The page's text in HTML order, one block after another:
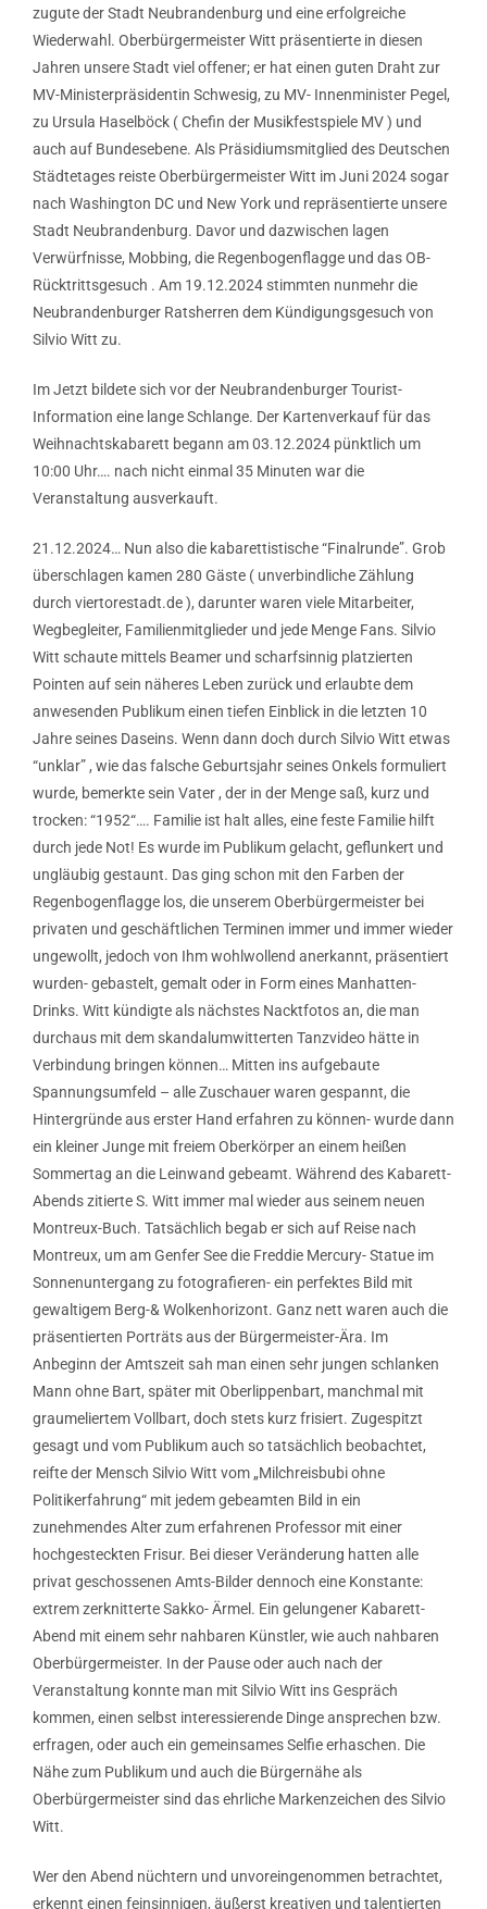
zugute der Stadt Neubrandenburg und eine erfolgreiche
Wiederwahl. Oberbürgermeister Witt präsentierte in diesen
Jahren unsere Stadt viel offener; er hat einen guten Draht zur
MV-Ministerpräsidentin Schwesig, zu MV- Innenminister Pegel,
zu Ursula Haselböck ( Chefin der Musikfestspiele MV ) und
auch auf Bundesebene. Als Präsidiumsmitglied des Deutschen
Städtetages reiste Oberbürgermeister Witt im Juni 2024 sogar
nach Washington DC und New York und repräsentierte unsere
Stadt Neubrandenburg. Davor und dazwischen lagen
Verwürfnisse, Mobbing, die Regenbogenflagge und das OB-
Rücktrittsgesuch . Am 19.12.2024 stimmten nunmehr die
Neubrandenburger Ratsherren dem Kündigungsgesuch von
Silvio Witt zu.
Im Jetzt bildete sich vor der Neubrandenburger Tourist-
Information eine lange Schlange. Der Kartenverkauf für das
Weihnachtskabarett begann am 03.12.2024 pünktlich um
10:00 Uhr…. nach nicht einmal 35 Minuten war die
Veranstaltung ausverkauft.
21.12.2024… Nun also die kabarettistische “Finalrunde”. Grob
überschlagen kamen 280 Gäste ( unverbindliche Zählung
durch viertorestadt.de ), darunter waren viele Mitarbeiter,
Wegbegleiter, Familienmitglieder und jede Menge Fans. Silvio
Witt schaute mittels Beamer und scharfsinnig platzierten
Pointen auf sein näheres Leben zurück und erlaubte dem
anwesenden Publikum einen tiefen Einblick in die letzten 10
Jahre seines Daseins. Wenn dann doch durch Silvio Witt etwas
“unklar” , wie das falsche Geburtsjahr seines Onkels formuliert
wurde, bemerkte sein Vater , der in der Menge saß, kurz und
trocken: “1952“…. Familie ist halt alles, eine feste Familie hilft
durch jede Not! Es wurde im Publikum gelacht, geflunkert und
ungläubig gestaunt. Das ging schon mit den Farben der
Regenbogenflagge los, die unserem Oberbürgermeister bei
privaten und geschäftlichen Terminen immer und immer wieder
ungewollt, jedoch von Ihm wohlwollend anerkannt, präsentiert
wurden- gebastelt, gemalt oder in Form eines Manhatten-
Drinks. Witt kündigte als nächstes Nacktfotos an, die man
durchaus mit dem skandalumwitterten Tanzvideo hätte in
Verbindung bringen können… Mitten ins aufgebaute
Spannungsumfeld – alle Zuschauer waren gespannt, die
Hintergründe aus erster Hand erfahren zu können- wurde dann
ein kleiner Junge mit freiem Oberkörper an einem heißen
Sommertag an die Leinwand gebeamt. Während des Kabarett-
Abends zitierte S. Witt immer mal wieder aus seinem neuen
Montreux-Buch. Tatsächlich begab er sich auf Reise nach
Montreux, um am Genfer See die Freddie Mercury- Statue im
Sonnenuntergang zu fotografieren- ein perfektes Bild mit
gewaltigem Berg-& Wolkenhorizont. Ganz nett waren auch die
präsentierten Porträts aus der Bürgermeister-Ära. Im
Anbeginn der Amtszeit sah man einen sehr jungen schlanken
Mann ohne Bart, später mit Oberlippenbart, manchmal mit
graumeliertem Vollbart, doch stets kurz frisiert. Zugespitzt
gesagt und vom Publikum auch so tatsächlich beobachtet,
reifte der Mensch Silvio Witt vom „Milchreisbubi ohne
Politikerfahrung“ mit jedem gebeamten Bild in ein
zunehmendes Alter zum erfahrenen Professor mit einer
hochgesteckten Frisur. Bei dieser Veränderung hatten alle
privat geschossenen Amts-Bilder dennoch eine Konstante:
extrem zerknitterte Sakko- Ärmel. Ein gelungener Kabarett-
Abend mit einem sehr nahbaren Künstler, wie auch nahbaren
Oberbürgermeister. In der Pause oder auch nach der
Veranstaltung konnte man mit Silvio Witt ins Gespräch
kommen, einen selbst interessierende Dinge ansprechen bzw.
erfragen, oder auch ein gemeinsames Selfie erhaschen. Die
Nähe zum Publikum und auch die Bürgernähe als
Oberbürgermeister sind das ehrliche Markenzeichen des Silvio
Witt.
Wer den Abend nüchtern und unvoreingenommen betrachtet,
erkennt einen feinsinnigen, äußerst kreativen und talentierten